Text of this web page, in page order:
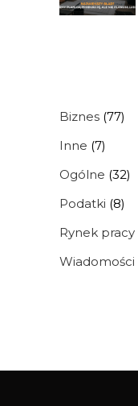
Biznes (77)
Inne (7)
Ogólne (32)
Podatki (8)
Rynek pracy
Wiadomości